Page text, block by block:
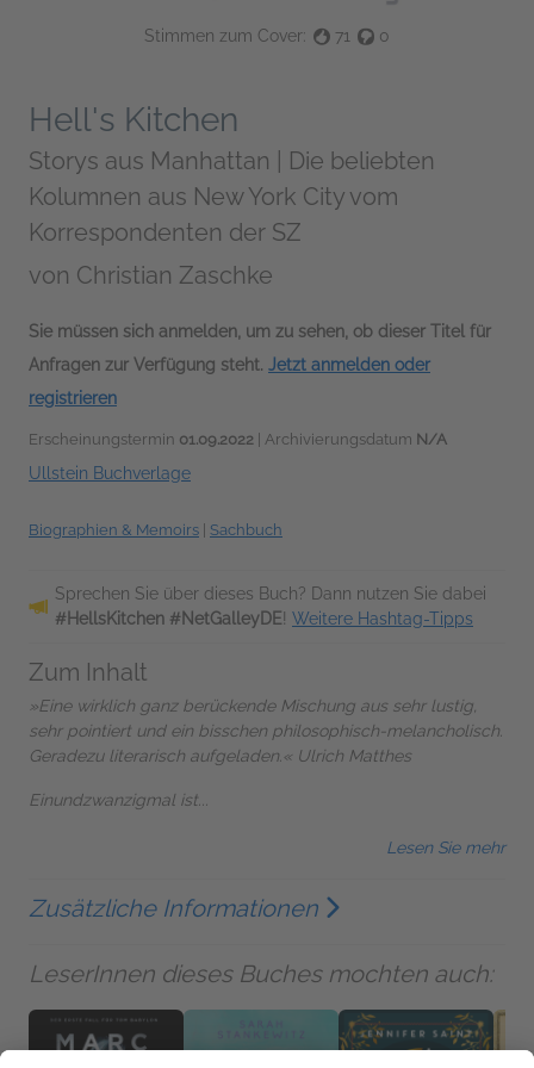
Stimmen zum Cover: 71 0
Hell's Kitchen
Storys aus Manhattan | Die beliebten
Kolumnen aus New York City vom
Korrespondenten der SZ
von Christian Zaschke
Sie müssen sich anmelden, um zu sehen, ob dieser Titel für
Anfragen zur Verfügung steht. Jetzt anmelden oder
registrieren
Erscheinungstermin 01.09.2022 | Archivierungsdatum N/A
Ullstein Buchverlage
Biographien & Memoirs Sachbuch
Sprechen Sie über dieses Buch? Dann nutzen Sie dabei
#HellsKitchen #NetGalleyDE! Weitere Hashtag-Tipps
Zum Inhalt
»Eine wirklich ganz berückende Mischung aus sehr lustig,
sehr pointiert und ein bisschen philosophisch-melancholisch.
Geradezu literarisch aufgeladen.« Ulrich Matthes
Einundzwanzigmal ist...
Lesen Sie mehr
Zusätzliche Informationen
LeserInnen dieses Buches mochten auch: